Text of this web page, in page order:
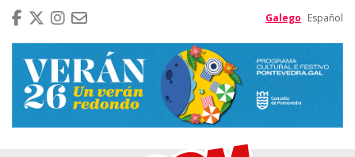
Galego Español